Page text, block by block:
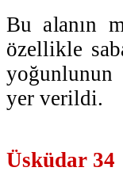
Bu alanın
özellikle
yoğunlunun
yer verildi.
Üsküdar 34